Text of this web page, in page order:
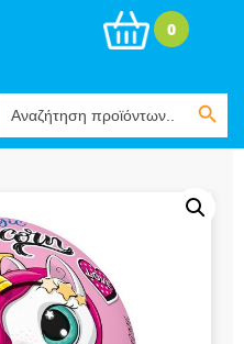
for:
Search Button
0